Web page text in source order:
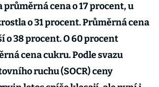
cena o 17 procent, u
o 31 procent. Průměrná cena
o 38 procent. O 60 procent
cena cukru. Podle svazu
ruchu (SOCR) ceny